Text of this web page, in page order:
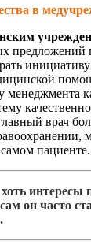
в
предложений
менеджмента
врач
пациенте.
интересы
он часто